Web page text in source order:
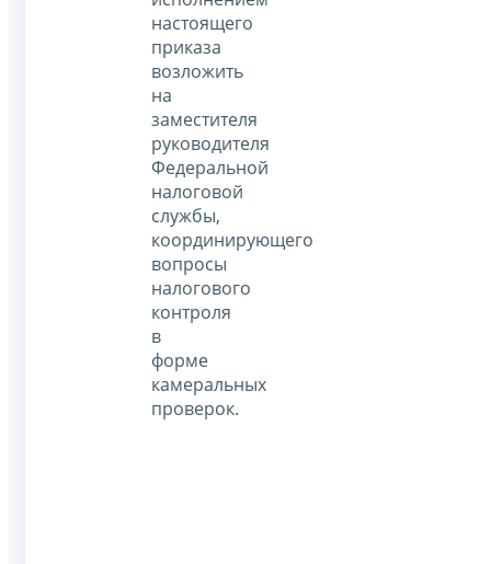
настоящего
приказа
возложить
на
заместителя
руководителя
Федеральной
налоговой
службы,
координирующего
вопросы
налогового
контроля
в
форме
камеральных
проверок.